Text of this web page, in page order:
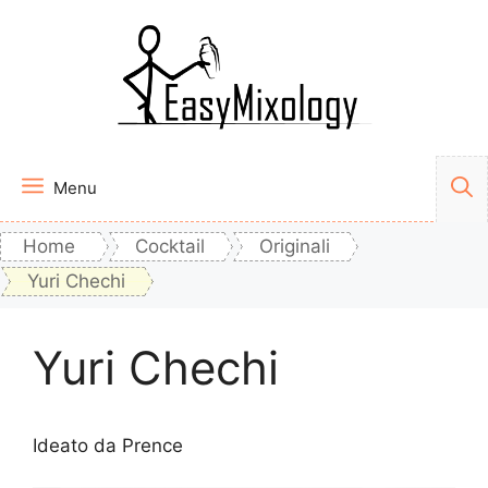
Menu
Home Cocktail
Originali
Yuri Chechi
Yuri Chechi
Ideato da Prence